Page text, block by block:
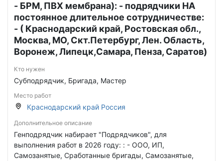
- БРМ, ПВХ мембрана): - подрядчики НА
постоянное длительное сотрудничестве:
- ( Краснодарский край, Ростовская обл.,
Москва, МО, Скт.Петербург, Лен. Область,
Воронеж, Липецк,Самара, Пенза, Саратов)
Кто нужен
Субподрядчик, Бригада, Мастер
Место работ
Краснодарский край Россия
Дополнительное описание
Генподрядчик набирает "Подрядчиков", для
выполнения работ в 2026 году: : - ООО, ИП,
Самозанятые, Сработанные бригады, Самозанятые,